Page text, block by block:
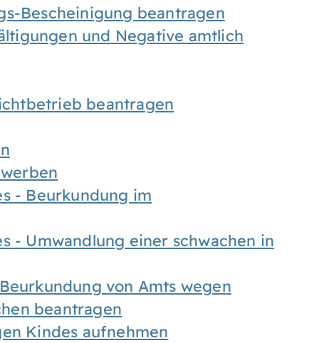
Bescheinigung beantragen
und Negative amtlich
beantragen
- Beurkundung im
- Umwandlung einer schwachen in
von Amts wegen
beantragen
Kindes aufnehmen